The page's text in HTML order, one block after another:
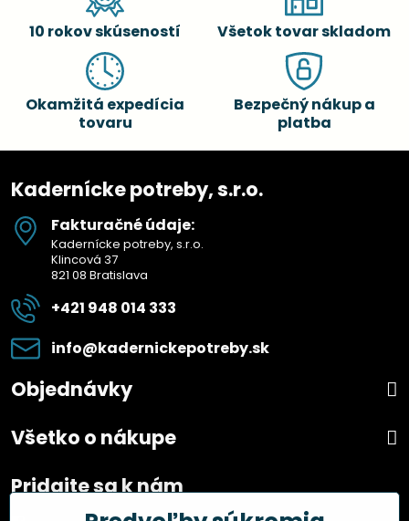
10 rokov skúseností Všetok tovar skladom
Okamžitá expedícia
tovaru
Bezpečný nákup a
platba
Kadernícke potreby, s.r.o.
Fakturačné údaje:
Kadernícke potreby, s.r.o.
Klincová 37
821 08 Bratislava
+421 948 014 333
info​@kadernickepotreby​.sk
Objednávky
Všetko o nákupe
Pridajte sa k nám